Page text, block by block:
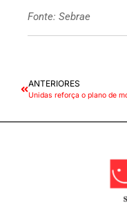
Fonte: Sebrae
ANTERIORES